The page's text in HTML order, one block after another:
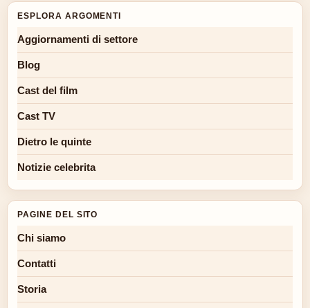
ESPLORA ARGOMENTI
Aggiornamenti di settore
Blog
Cast del film
Cast TV
Dietro le quinte
Notizie celebrita
PAGINE DEL SITO
Chi siamo
Contatti
Storia